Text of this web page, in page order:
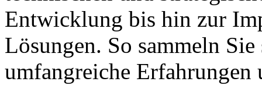
Entwicklung bis hin zur
Lösungen. So sammeln
umfangreiche